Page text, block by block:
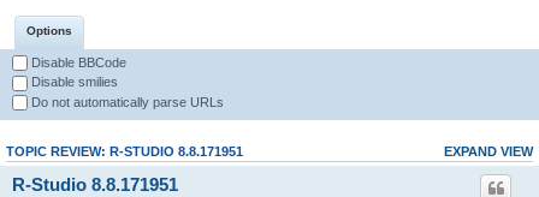
Options
Disable BBCode
Disable smilies
Do not automatically parse URLs
EXPAND VIEW
TOPIC REVIEW: R-STUDIO 8.8.171951
R-Studio 8.8.171951